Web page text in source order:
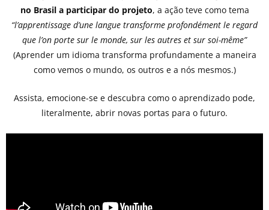
no Brasil a participar do projeto, a ação teve como tema
“l’apprentissage d’une langue transforme profondément le regard
que l’on porte sur le monde, sur les autres et sur soi-même”
(Aprender um idioma transforma profundamente a maneira
como vemos o mundo, os outros e a nós mesmos.)
Assista, emocione-se e descubra como o aprendizado pode,
literalmente, abrir novas portas para o futuro.